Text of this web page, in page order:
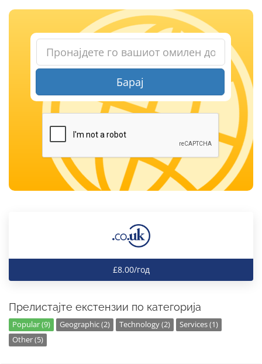
Барај
£8.00/год
Прелистајте екстензии по категорија
Popular (9) Geographic (2) Technology (2)
Services (1)
Other (5)